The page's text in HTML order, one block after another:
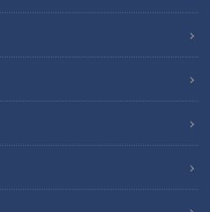
ジルの葉と一緒に盛って、カプ
講師：髙井英克先生／キユーピ
式】